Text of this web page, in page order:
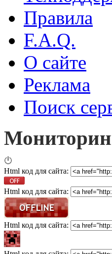
Правила
F.A.Q.
О сайте
Реклама
Поиск
Html код для сайта:
Html код для сайта:
Html код для сайта: